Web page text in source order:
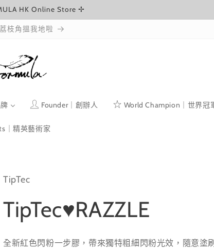
HK Online Store ✢
枝角搵我地啦
Founder｜創辦人 World Champion｜世界冠
｜精英藝術家
TipTec
TipTec♥RAZZLE
全新紅色閃粉一步膠，帶來獨特粗細閃粉光效，隨意塗